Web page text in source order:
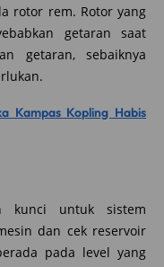
rotor rem. Rotor yang
getaran saat
getaran, sebaiknya
Kampas Kopling Habis
kunci untuk sistem
dan cek reservoir
pada level yang